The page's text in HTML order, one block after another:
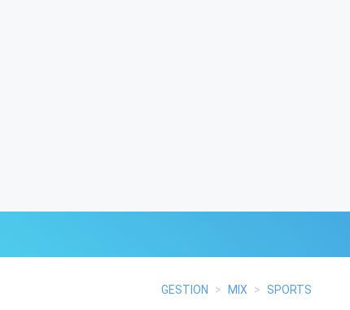
GESTION > MIX > SPORTS